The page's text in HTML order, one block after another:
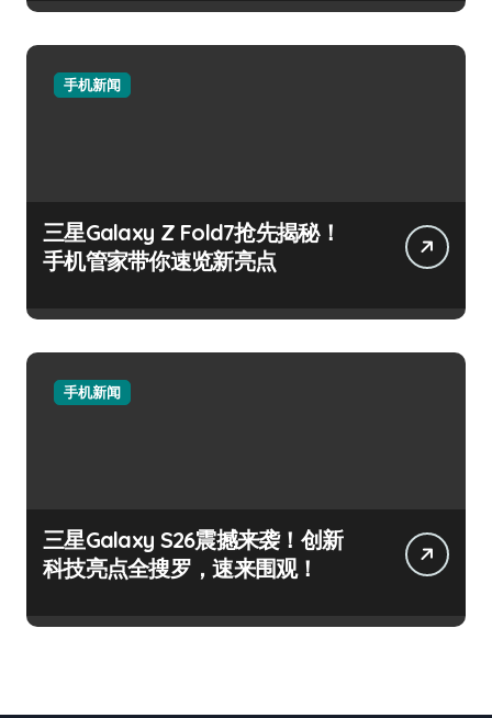
手机新闻
三星Galaxy Z Fold7抢先揭秘！
手机管家带你速览新亮点
手机新闻
三星Galaxy S26震撼来袭！创新
科技亮点全搜罗，速来围观！